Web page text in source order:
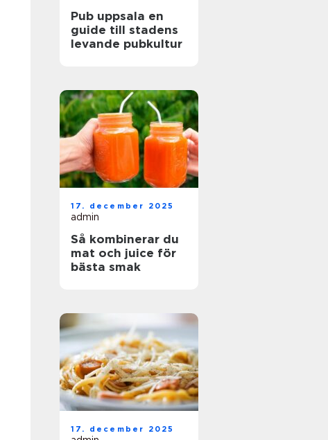
Pub uppsala en
guide till stadens
levande pubkultur
17. december 2025
admin
Så kombinerar du
mat och juice för
bästa smak
17. december 2025